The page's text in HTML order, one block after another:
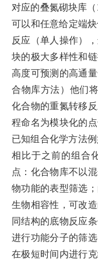
对应的叠氮砌块库（
可以和任意给定端
反应（单人操作）
块的极大多样性和
高度可预测的高通
合物库方法）他们
化合物的重氮转移
程命名为模块化的
已知组合化学方法例
相比于之前的组合
点：化合物库不以
物功能的表型筛选
生物相容性，可改
同结构的底物反应
进行功能分子的筛
在极短时间内进行